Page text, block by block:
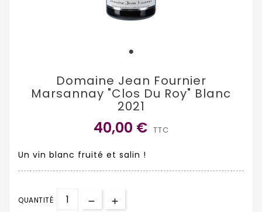
Domaine Jean Fournier
Marsannay "Clos Du Roy" Blanc
2021
40,00 € TTC
Un vin blanc fruité et salin !
QUANTITÉ